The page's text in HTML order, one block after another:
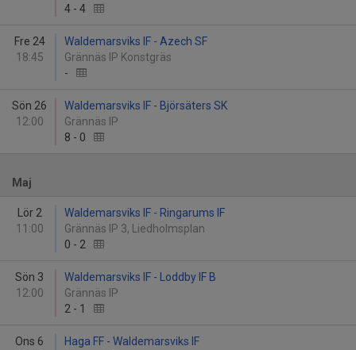
4 - 4
Fre 24
18:45
Waldemarsviks IF - Azech SF
Grännäs IP Konstgräs
-
Sön 26
12:00
Waldemarsviks IF - Björsäters SK
Grännäs IP
8 - 0
Maj
Lör 2
11:00
Waldemarsviks IF - Ringarums IF
Grännäs IP 3, Liedholmsplan
0 - 2
Sön 3
12:00
Waldemarsviks IF - Loddby IF B
Grännäs IP
2 - 1
Ons 6
Haga FF - Waldemarsviks IF